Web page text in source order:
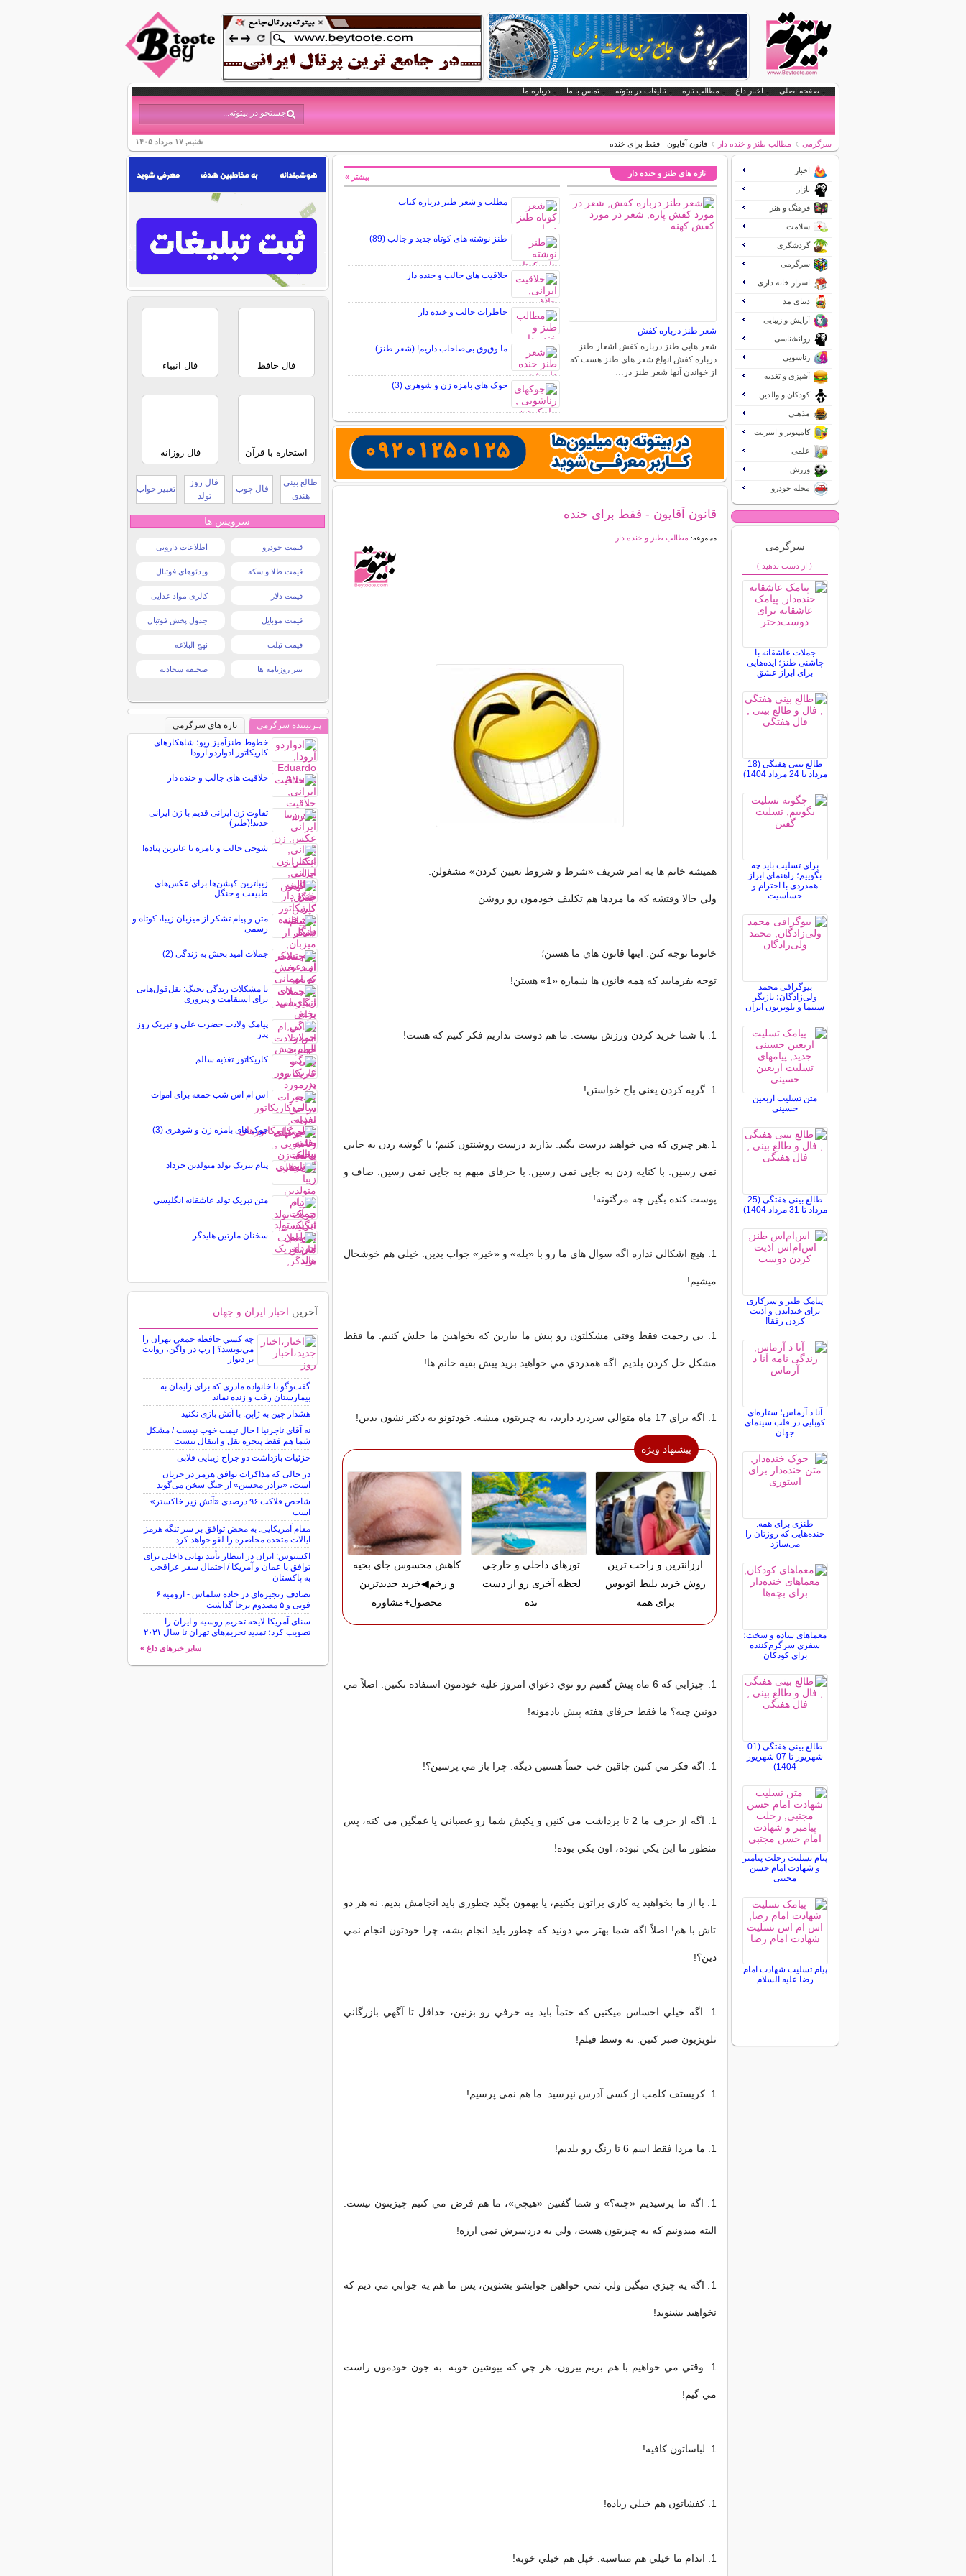
صفحه اصلی اخبار داغ مطالب تازه تبلیغات در بیتوته تماس با ما درباره ما
شنبه, ۱۷ مرداد ۱۴۰۵ سرگرمی مطالب طنز و خنده دار قانون آقایون - فقط برای خنده
تازه های طنز و خنده دار
شعر طنز درباره کفش
شعر هایی طنز درباره کفش اشعار طنز
درباره کفش انواع شعر های طنز هست که
از خواندن آنها شعر طنز در…
مطلب و شعر طنز درباره کتاب
طنز نوشته های کوتاه جدید و جالب (89)
خلاقیت های جالب و خنده دار
خاطرات جالب و خنده دار
ما وق‌وق بی‌صاحاب داریم! (شعر طنز)
جوک های بامزه زن و شوهری (3)
بیشتر »
قانون آقایون - فقط برای خنده
مجموعه: مطالب طنز و خنده دار
هميشه خانم ها به امر شريف «شرط و شروط تعيين کردن» مشغولن.
ولي حالا وقتشه که ما مردها هم تکليف خودمون رو روشن
خانوما توجه کنن: اينها قانون هاي ما هستن؛
توجه بفرماييد که همه قانون ها شماره «1» هستن!
1. با شما خريد کردن ورزش نيست. ما هم دوست نداريم فکر کنيم که هست!
1. گريه کردن يعني باج خواستن!
1.هر چيزي که مي خواهيد درست بگيد. بذاريد درست روشنتون کنيم؛ با گوشه زدن به جايي
نمي رسين. با کنايه زدن به جايي نمي رسين. با حرفاي مبهم به جايي نمي رسين. صاف و
پوست کنده بگين چه مرگتونه!
1. هيچ اشکالي نداره اگه سوال هاي ما رو با «بله» و «خير» جواب بدين. خيلي هم خوشحال
ميشيم!
1. بي زحمت فقط وقتي مشکلتون رو پيش ما بيارين که بخواهين ما حلش کنيم. ما فقط
مشکل حل کردن بلديم. اگه همدردي مي خواهيد بريد پيش بقيه خانم ها!
1. اگه براي 17 ماه متوالي سردرد داريد، يه چيزيتون ميشه. خودتونو به دکتر نشون بدين!
پیشنهاد ویژه
ارزانترین و راحت ترین
روش خرید بلیط اتوبوس
برای همه
تورهای داخلی و خارجی
لحظه آخری رو از دست
نده
کاهش محسوس جای بخیه
و زخم◀خرید جدیدترین
محصول+مشاوره
1. چيزايي که 6 ماه پيش گفتيم رو توي دعواي امروز عليه خودمون استفاده نکنين. اصلاً مي
دونين چيه؟ ما فقط حرفاي هفته پيش يادمونه!
1. اگه فکر مي کنين چاقين خب حتماً هستين ديگه. چرا باز مي پرسين؟!
1. اگه از حرف ما 2 تا برداشت مي کنين و يکيش شما رو عصباني يا غمگين مي کنه، پس
منظور ما اين يکي نبوده، اون يکي بوده!
1. يا از ما بخواهيد يه کاري براتون بکنيم، يا بهمون بگيد چطوري بايد انجامش بديم. نه هر دو
تاش با هم! اصلاً اگه شما بهتر مي دونيد که چطور بايد انجام بشه، چرا خودتون انجام نمي
دين؟!
1. اگه خيلي احساس ميکنين که حتماً بايد يه حرفي رو بزنين، حداقل تا آگهي بازرگاني
تلويزيون صبر کنين. نه وسط فيلم!
1. کريستف کلمب از کسي آدرس نپرسيد. ما هم نمي پرسيم!
1. ما مردا فقط اسم 6 تا رنگ رو بلديم!
1. اگه ما پرسيديم «چته؟» و شما گفتين «هيچي»، ما هم فرض مي کنيم چيزيتون نيست.
البته ميدونيم که يه چيزيتون هست، ولي به دردسرش نمي ارزه!
1. اگه يه چيزي ميگين ولي نمي خواهين جوابشو بشنوين، پس ما هم يه جوابي مي ديم که
نخواهيد بشنويد!
1. وقتي مي خواهيم با هم بريم بيرون، هر چي که بپوشين خوبه. به جون خودمون راست
مي گيم!
1. لباساتون کافيه!
1. کفشاتون هم خيلي زياده!
1. اندام ما خيلي هم متناسبه. خپل هم خيلي خوبه!
اخبار
بازار
فرهنگ و هنر
سلامت
گردشگری
سرگرمی
اسرار خانه داری
دنیای مد
آرایش و زیبایی
روانشناسی
زناشویی
آشپزی و تغذیه
کودکان و والدین
مذهبی
کامپیوتر و اینترنت
علمی
ورزش
مجله خودرو
سرگرمی
( از دست ندهید )
جملات عاشقانه با
چاشنی طنز؛ ایده‌هایی
برای ابراز عشق
طالع بینی هفتگی (18
مرداد تا 24 مرداد 1404)
برای تسلیت باید چه
بگوییم؛ راهنمای ابراز
همدردی با احترام و
حساسیت
بیوگرافی محمد
ولی‌زادگان؛ بازیگر
سینما و تلویزیون ایران
متن تسلیت اربعین
حسینی
طالع بینی هفتگی (25
مرداد تا 31 مرداد 1404)
پیامک طنز و سرکاری
برای خنداندن و اذیت
کردن رفقا!
آنا د آرماس؛ ستاره‌ای
کوبایی در قلب سینمای
جهان
طنزی برای همه:
خنده‌هایی که روزتان را
می‌سازد
معماهای ساده و سخت؛
سفری سرگرم‌کننده
برای کودکان
طالع بینی هفتگی (01
شهریور تا 07 شهریور
1404)
پیام تسلیت رحلت پیامبر
و شهادت امام حسن
مجتبی
پیام تسلیت شهادت امام
رضا علیه السلام
فال حافظ فال انبیاء
استخاره با قرآن فال روزانه
طالع بینی
هندی
فال چوب
فال روز
تولد
تعبیر خواب
سرویس ها
قیمت خودرو اطلاعات دارویی
قیمت طلا و سکه ویدئوهای فوتبال
قیمت دلار کالری مواد غذایی
قیمت موبایل جدول پخش فوتبال
قیمت تبلت نهج البلاغه
تیتر روزنامه ها صحیفه سجادیه
پـربیننده سرگرمی
تازه های سرگرمی
خطوط طنزآمیز ریو؛ شاهکارهای
کاریکاتور ادواردو آرودا
خلاقیت های جالب و خنده دار
تفاوت زن ایرانی قدیم با زن ایرانی
جدید!(طنز)
شوخی جالب و بامزه با عابرین پیاده!
زیباترین کپشن‌ها برای عکس‌های
طبیعت و جنگل
متن و پیام تشکر از میزبان زیبا، کوتاه و
رسمی
جملات امید بخش به زندگی (2)
با مشکلات زندگی بجنگ: نقل‌قول‌هایی
برای استقامت و پیروزی
پیامک ولادت حضرت علی و تبریک روز
پدر
کاریکاتور تغذیه سالم
اس ام اس شب جمعه برای اموات
جوک های بامزه زن و شوهری (3)
پیام تبریک تولد متولدین خرداد
متن تبریک تولد عاشقانه انگلیسی
سخنان مارتین هایدگر
آخرین اخبار ایران و جهان
چه كسي حافظه جمعي تهران را
مي‌نويسد؟ | رپ در واگن، روايت
بر ديوار
گفت‌وگو با خانواده مادری که برای زایمان به
بیمارستان رفت و زنده نماند
هشدار چین به ژاپن: با آتش بازی نکنید
نه آقای تاجرنیا ! حال تیمت خوب نیست / مشکل
شما هم فقط پنجره نقل و انتقال نیست
جزئیات بازداشت دو جراح زیبایی قلابی
در حالی که مذاکرات توافق هرمز در جریان
است، «برادر محسن» از جنگ سخن می‌گوید
شاخص فلاکت ۹۶ درصدی «آتش زیر خاکستر»
است
مقام آمریکایی: به محض توافق بر سر تنگه هرمز
ایالات متحده محاصره را لغو خواهد کرد
اکسیوس: ایران در انتظار تأیید نهایی داخلی برای
توافق با عمان و آمریکا / احتمال سفر عراقچی
به پاکستان
تصادف زنجیره‌ای در جاده سلماس - ارومیه ۶
فوتی و ۵ مصدوم برجا گذاشت
سنای آمریکا لایحه تحریم روسیه و ایران را
تصویب کرد؛ تمدید تحریم‌های تهران تا سال ۲۰۳۱
سایر خبرهای داغ »